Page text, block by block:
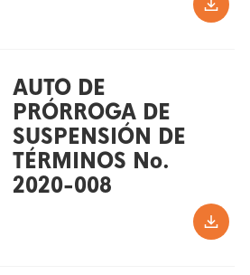
AUTO DE
PRÓRROGA DE
SUSPENSIÓN DE
TÉRMINOS No.
2020-008